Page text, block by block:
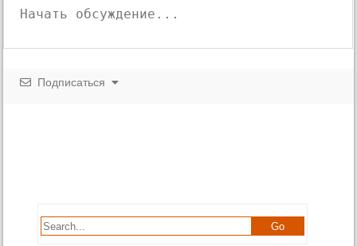
Подписаться